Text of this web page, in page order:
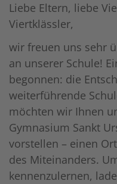
Liebe Eltern, liebe
Viertklässler,
wir freuen uns sehr
an unserer Schule!
begonnen: die
weiterführende
möchten wir Ihnen
Gymnasium Sankt
vorstellen – einen
des Miteinanders.
kennenzulernen,